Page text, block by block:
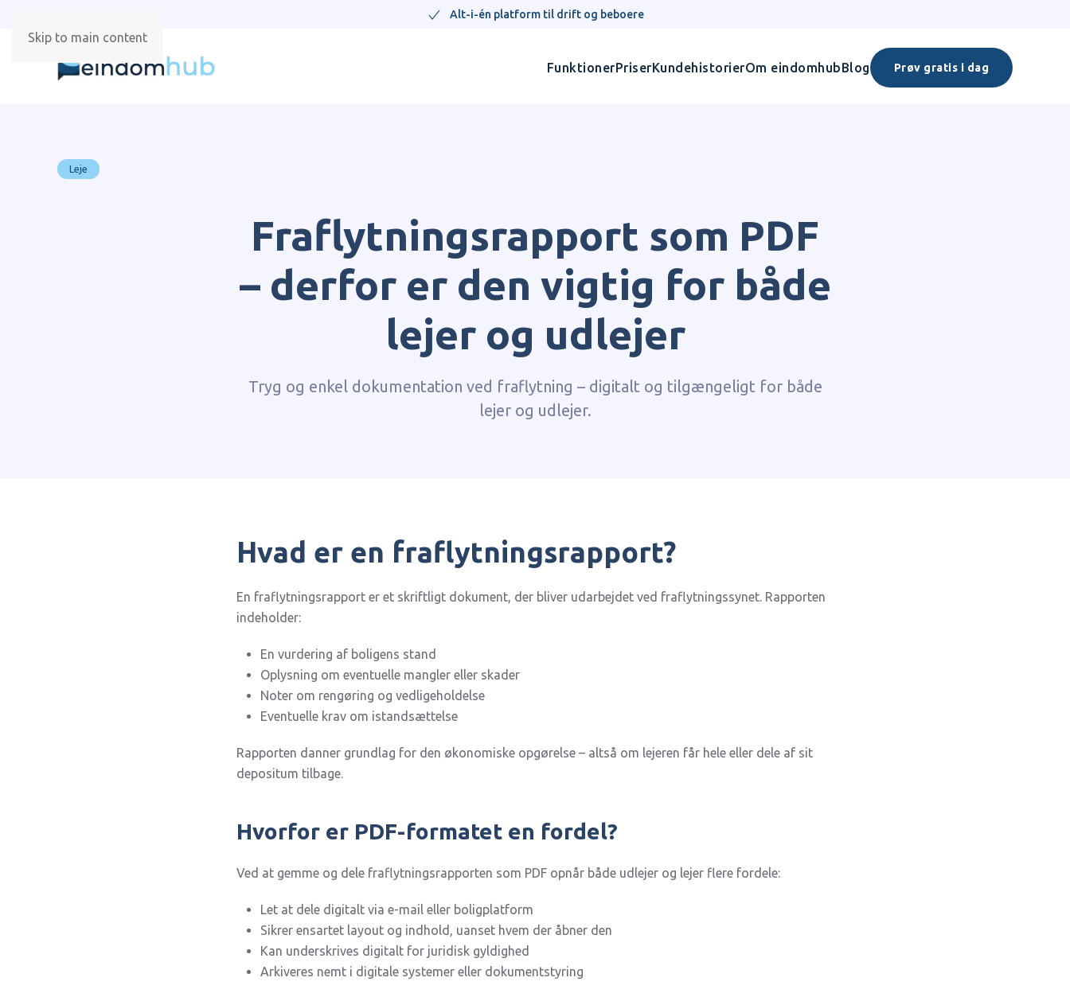
Skip to main content
FunktionerPriserKundehistorierOm eindomhubBlog Prøv gratis i dag
Alt-i-én platform til drift og beboere
Leje
Fraflytningsrapport som PDF
– derfor er den vigtig for både
lejer og udlejer
Tryg og enkel dokumentation ved fraflytning – digitalt og tilgængeligt for både
lejer og udlejer.
Hvad er en fraflytningsrapport?
En fraflytningsrapport er et skriftligt dokument, der bliver udarbejdet ved fraflytningssynet. Rapporten
indeholder:
En vurdering af boligens stand
Oplysning om eventuelle mangler eller skader
Noter om rengøring og vedligeholdelse
Eventuelle krav om istandsættelse
Rapporten danner grundlag for den økonomiske opgørelse – altså om lejeren får hele eller dele af sit
depositum tilbage.
Hvorfor er PDF-formatet en fordel?
Ved at gemme og dele fraflytningsrapporten som PDF opnår både udlejer og lejer flere fordele:
Let at dele digitalt via e-mail eller boligplatform
Sikrer ensartet layout og indhold, uanset hvem der åbner den
Kan underskrives digitalt for juridisk gyldighed
Arkiveres nemt i digitale systemer eller dokumentstyring